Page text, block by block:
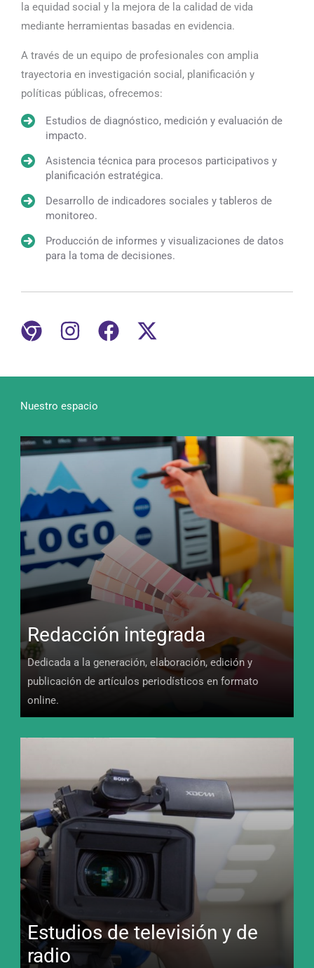
la equidad social y la mejora de la calidad de vida
mediante herramientas basadas en evidencia.
A través de un equipo de profesionales con amplia
trayectoria en investigación social, planificación y
políticas públicas, ofrecemos:
Estudios de diagnóstico, medición y evaluación de
impacto.
Asistencia técnica para procesos participativos y
planificación estratégica.
Desarrollo de indicadores sociales y tableros de
monitoreo.
Producción de informes y visualizaciones de datos
para la toma de decisiones.
Nuestro espacio
Redacción integrada
Dedicada a la generación, elaboración, edición y
publicación de artículos periodísticos en formato
online.
Estudios de televisión y de
radio